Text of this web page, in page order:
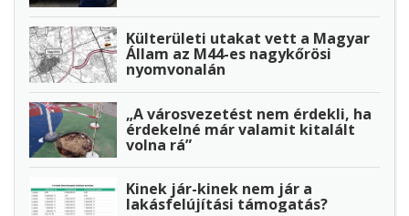
Külterületi utakat vett a Magyar
Állam az M44-es nagykőrösi
nyomvonalán
„A városvezetést nem érdekli, ha
érdekelné már valamit kitalált
volna rá”
Kinek jár-kinek nem jár a
lakásfelújítási támogatás?